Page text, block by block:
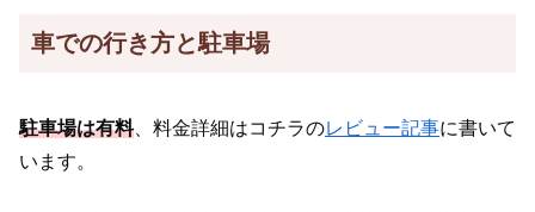
車での行き方と駐車場
駐車場は有料、料金詳細はコチラのレビュー記事に書いて
います。